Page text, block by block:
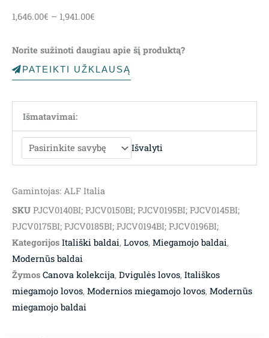
1,646.00€ – 1,941.00€
through
1,941.00€
Norite sužinoti daugiau apie šį produktą?
PATEIKTI UŽKLAUSĄ
Išmatavimai:
Išvalyti
Gamintojas: ALF Italia
SKU PJCV0140BI; PJCV0150BI; PJCV0195BI; PJCV0145BI;
PJCV0175BI; PJCV0185BI; PJCV0194BI; PJCV0196BI;
Kategorijos Itališki baldai, Lovos, Miegamojo baldai,
Modernūs baldai
Žymos Canova kolekcija, Dvigulės lovos, Itališkos
miegamojo lovos, Modernios miegamojo lovos, Modernūs
miegamojo baldai